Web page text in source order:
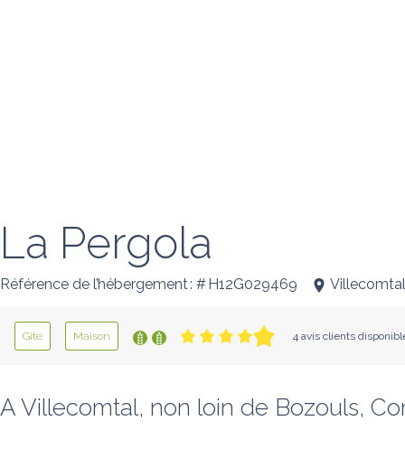
La Pergola
Référence de l’hébergement : # H12G029469 Villecomtal
Gîte Maison 4 avis clients
A Villecomtal, non loin de Bozouls,